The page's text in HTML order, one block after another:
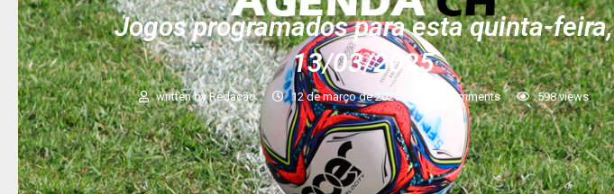
Jogos programados para esta quinta-feira,
13/03/2025
written byRedação 12 de março de 2025 0 comments 598views